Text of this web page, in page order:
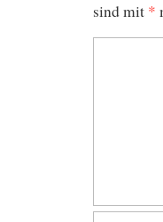
sind mit *